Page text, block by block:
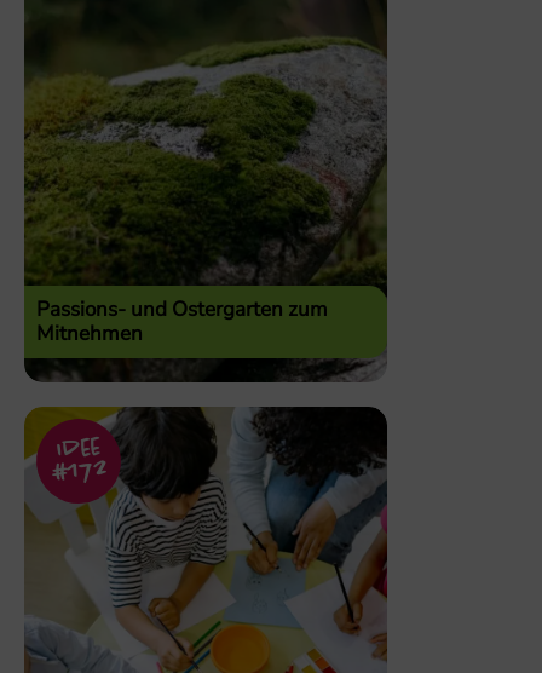
Passions- und Ostergarten zum
Mitnehmen
Idee
#172